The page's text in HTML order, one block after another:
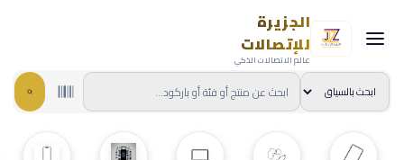
الجزيرة
للإتصالات
عالم الاتصالات الذكي